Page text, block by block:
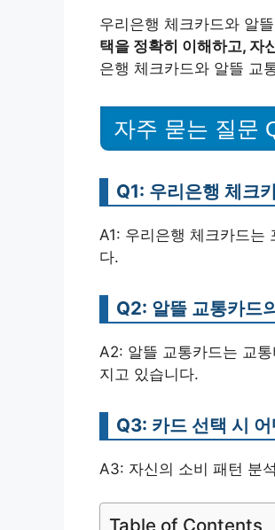
우리은행 체크카드와 알
택을 정확히 이해하고, 자
은행 체크카드와 알뜰 교
자주 묻는 질문
Q1: 우리은행 체크
A1: 우리은행 체크카드는
다.
Q2: 알뜰 교통카드
A2: 알뜰 교통카드는 교
지고 있습니다.
Q3: 카드 선택 시
A3: 자신의 소비 패턴 분
Table of Contents